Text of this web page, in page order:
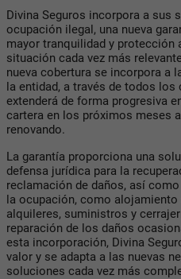
Divina Seguros incorpora a sus
ocupación ilegal, una nueva
mayor tranquilidad y protección
situación cada vez más
nueva cobertura se incorpora a
la entidad, a través de todos
extenderá de forma progresiva
cartera en los próximos meses
renovando.
La garantía proporciona una
defensa jurídica para la
reclamación de daños, así
la ocupación, como
alquileres, suministros y
reparación de los daños
esta incorporación, Divina
valor y se adapta a las nuevas
soluciones cada vez más